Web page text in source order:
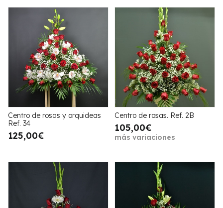
Centro de rosas y orquideas
Ref. 34
125,00€
Centro de rosas. Ref. 2B
105,00€
más variaciones